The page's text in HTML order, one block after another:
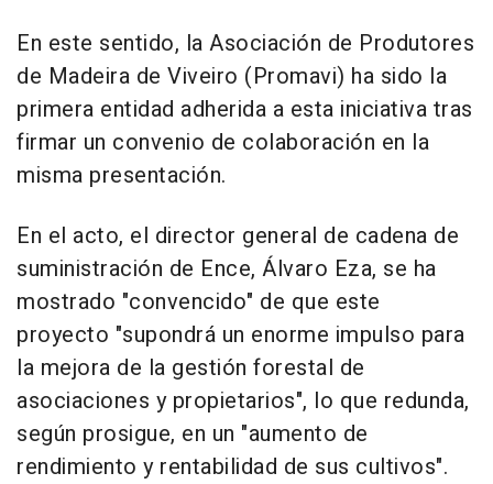
En este sentido, la Asociación de Produtores
de Madeira de Viveiro (Promavi) ha sido la
primera entidad adherida a esta iniciativa tras
firmar un convenio de colaboración en la
misma presentación.
En el acto, el director general de cadena de
suministración de Ence, Álvaro Eza, se ha
mostrado "convencido" de que este
proyecto "supondrá un enorme impulso para
la mejora de la gestión forestal de
asociaciones y propietarios", lo que redunda,
según prosigue, en un "aumento de
rendimiento y rentabilidad de sus cultivos".